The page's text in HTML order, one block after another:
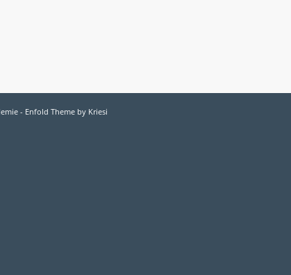
- Enfold Theme by Kriesi